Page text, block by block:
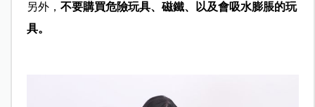
另外， 不要購買危險玩具、磁鐵、以及會吸水膨脹的玩
具。